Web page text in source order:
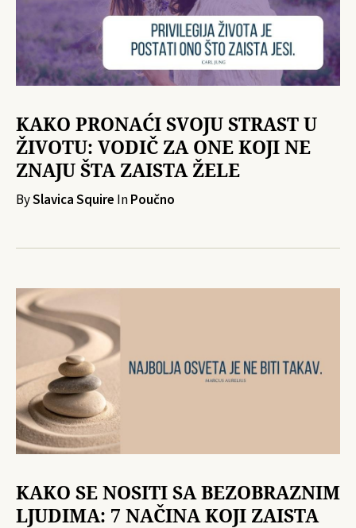
KAKO PRONAĆI SVOJU STRAST U
ŽIVOTU: VODIČ ZA ONE KOJI NE
ZNAJU ŠTA ZAISTA ŽELE
BySlavica Squire InPoučno
KAKO SE NOSITI SA BEZOBRAZNIM
LJUDIMA: 7 NAČINA KOJI ZAISTA